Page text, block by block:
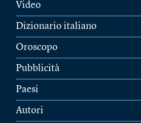
Video
Dizionario italiano
Oroscopo
Pubblicità
Paesi
Autori